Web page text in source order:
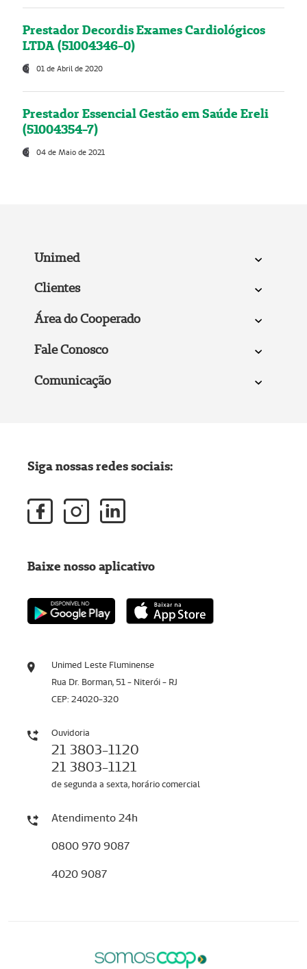
Prestador Decordis Exames Cardiológicos
LTDA (51004346-0)
01 de Abril de 2020
Prestador Essencial Gestão em Saúde Ereli
(51004354-7)
04 de Maio de 2021
Unimed
Clientes
Área do Cooperado
Fale Conosco
Comunicação
Unimed Leste Fluminense
Rua Dr. Borman, 51 - Niterói - RJ
CEP: 24020-320
Ouvidoria
21 3803-1120
21 3803-1121
de segunda a sexta, horário comercial
Atendimento 24h
0800 970 9087
4020 9087
Siga nossas redes sociais:
Baixe nosso aplicativo